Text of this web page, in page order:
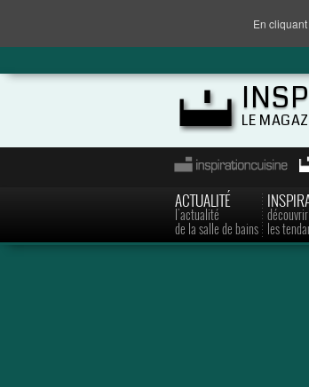
LE
ACTUALITÉ
l'actualité
de la salle de bains
découvrir
les
En